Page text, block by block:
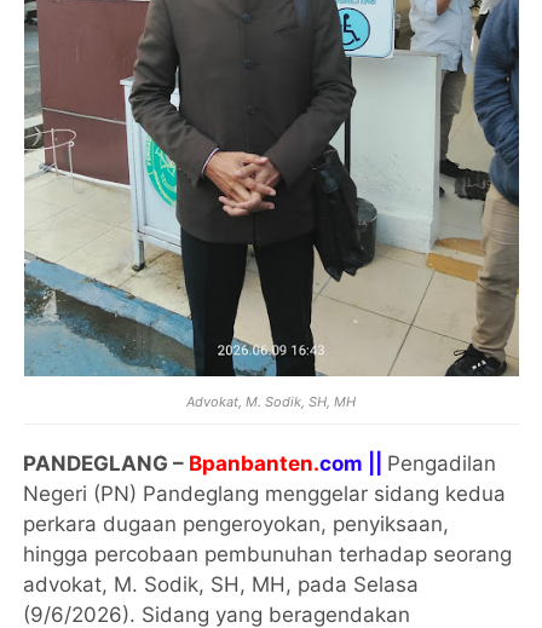
Advokat, M. Sodik, SH, MH
PANDEGLANG – Bpanbanten.com ||
Pengadilan
Negeri (PN) Pandeglang menggelar sidang kedua
perkara dugaan pengeroyokan, penyiksaan,
hingga percobaan pembunuhan terhadap seorang
advokat, M. Sodik, SH, MH, pada Selasa
(9/6/2026). Sidang yang beragendakan